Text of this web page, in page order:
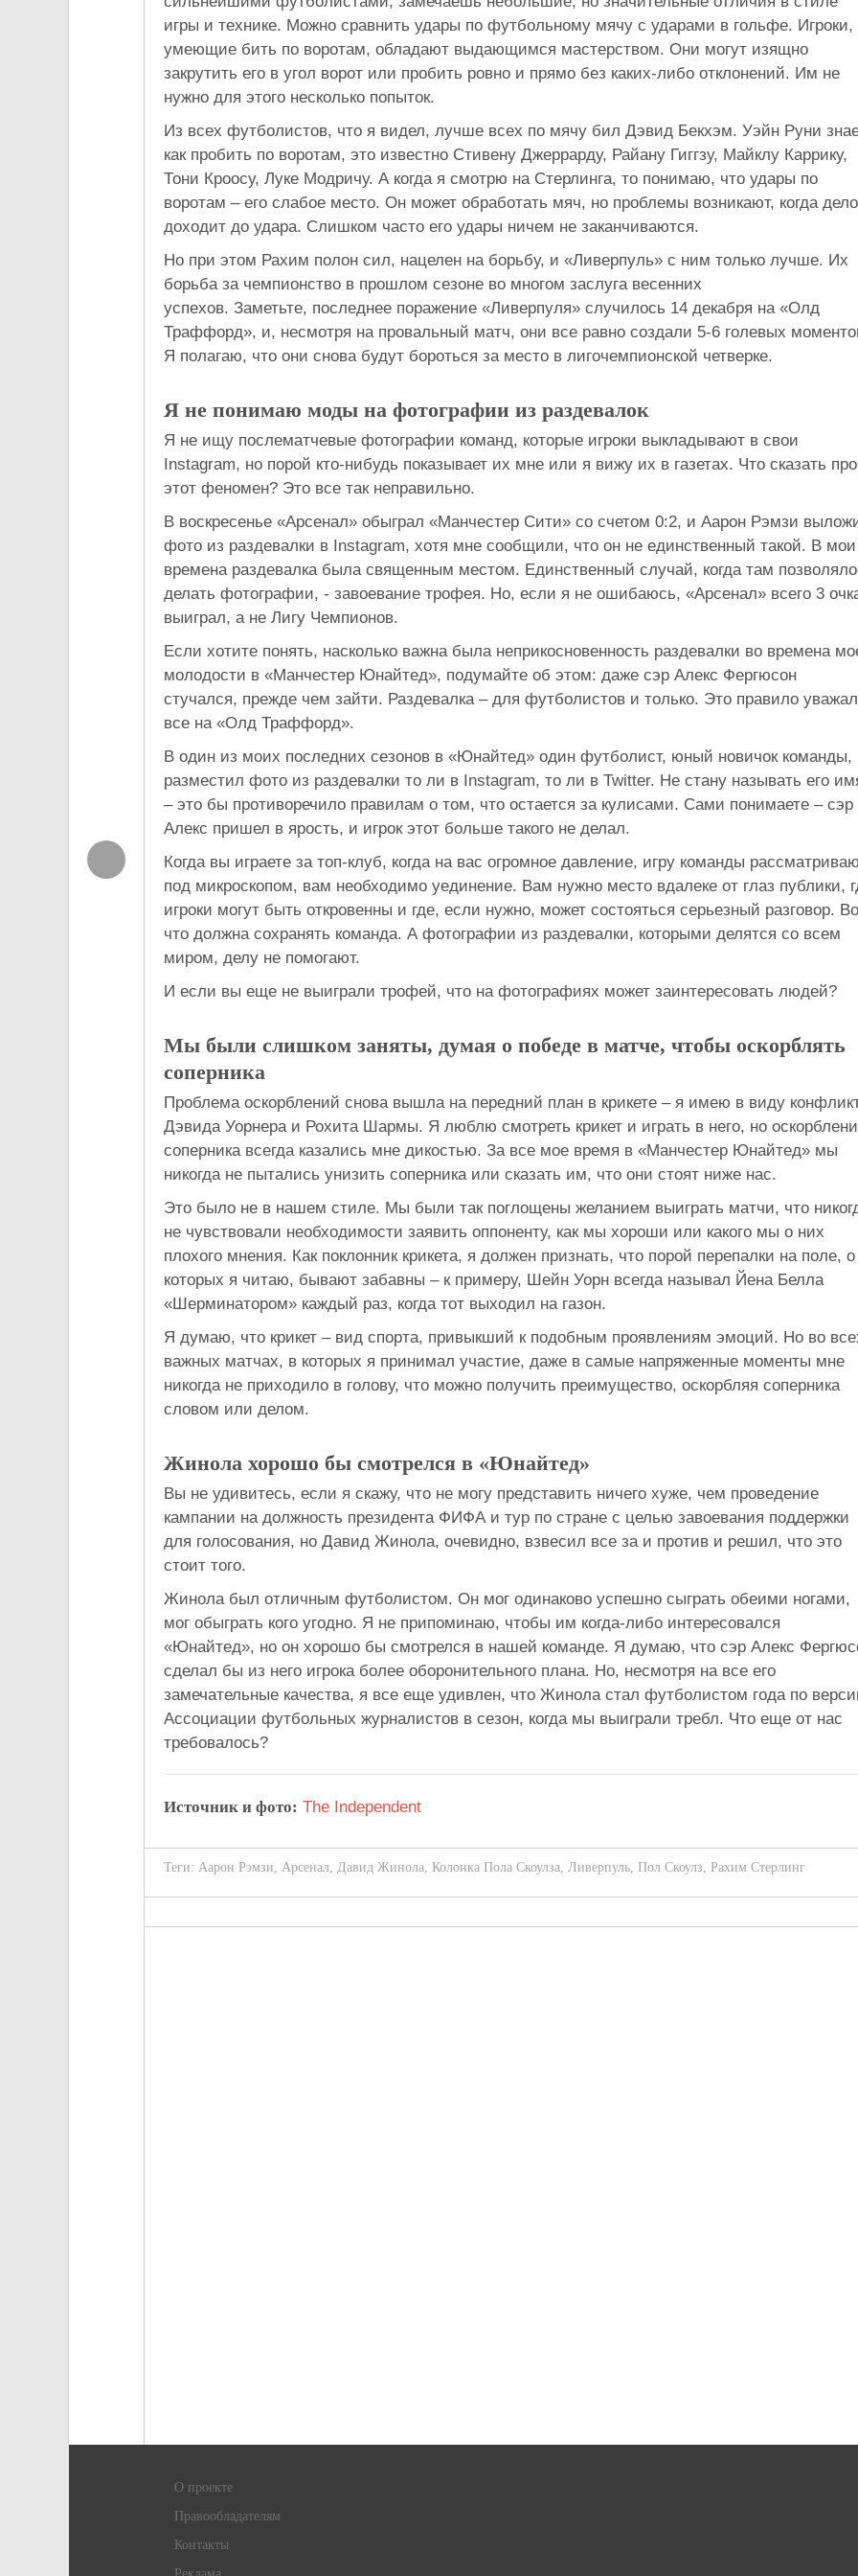
игры и технике. Можно сравнить удары по футбольному мячу с ударами в гольфе. Игроки,
умеющие бить по воротам, обладают выдающимся мастерством. Они могут изящно
закрутить его в угол ворот или пробить ровно и прямо без каких-либо отклонений. Им не
нужно для этого несколько попыток.
Из всех футболистов, что я видел, лучше всех по мячу бил Дэвид Бекхэм. Уэйн Руни
как пробить по воротам, это известно Стивену Джеррарду, Райану Гиггзу, Майклу Каррику,
Тони Кроосу, Луке Модричу. А когда я смотрю на Стерлинга, то понимаю, что удары по
воротам – его слабое место. Он может обработать мяч, но проблемы возникают, когда дело
доходит до удара. Слишком часто его удары ничем не заканчиваются.
Но при этом Рахим полон сил, нацелен на борьбу, и «Ливерпуль» с ним только лучше. Их
борьба за чемпионство в прошлом сезоне во многом заслуга весенних
успехов. Заметьте, последнее поражение «Ливерпуля» случилось 14 декабря на «Олд
Траффорд», и, несмотря на провальный матч, они все равно создали 5-6 голевых
Я полагаю, что они снова будут бороться за место в лигочемпионской четверке.
Я не понимаю моды на фотографии из раздевалок
Я не ищу послематчевые фотографии команд, которые игроки выкладывают в свои
Instagram, но порой кто-нибудь показывает их мне или я вижу их в газетах. Что сказать про
этот феномен? Это все так неправильно.
В воскресенье «Арсенал» обыграл «Манчестер Сити» со счетом 0:2, и Аарон Рэмзи
фото из раздевалки в Instagram, хотя мне сообщили, что он не единственный такой. В мои
времена раздевалка была священным местом. Единственный случай, когда там
делать фотографии, - завоевание трофея. Но, если я не ошибаюсь, «Арсенал» всего 3
выиграл, а не Лигу Чемпионов.
Если хотите понять, насколько важна была неприкосновенность раздевалки во времена
молодости в «Манчестер Юнайтед», подумайте об этом: даже сэр Алекс Фергюсон
стучался, прежде чем зайти. Раздевалка – для футболистов и только. Это правило
все на «Олд Траффорд».
В один из моих последних сезонов в «Юнайтед» один футболист, юный новичок команды,
разместил фото из раздевалки то ли в Instagram, то ли в Twitter. Не стану называть его
– это бы противоречило правилам о том, что остается за кулисами. Сами понимаете – сэр
Алекс пришел в ярость, и игрок этот больше такого не делал.
Когда вы играете за топ-клуб, когда на вас огромное давление, игру команды
под микроскопом, вам необходимо уединение. Вам нужно место вдалеке от глаз публики,
игроки могут быть откровенны и где, если нужно, может состояться серьезный разговор.
что должна сохранять команда. А фотографии из раздевалки, которыми делятся со всем
миром, делу не помогают.
И если вы еще не выиграли трофей, что на фотографиях может заинтересовать людей?
Мы были слишком заняты, думая о победе в матче, чтобы оскорблять
соперника
Проблема оскорблений снова вышла на передний план в крикете – я имею в виду
Дэвида Уорнера и Рохита Шармы. Я люблю смотреть крикет и играть в него, но
соперника всегда казались мне дикостью. За все мое время в «Манчестер Юнайтед» мы
никогда не пытались унизить соперника или сказать им, что они стоят ниже нас.
Это было не в нашем стиле. Мы были так поглощены желанием выиграть матчи, что
не чувствовали необходимости заявить оппоненту, как мы хороши или какого мы о них
плохого мнения. Как поклонник крикета, я должен признать, что порой перепалки на поле, о
которых я читаю, бывают забавны – к примеру, Шейн Уорн всегда называл Йена Белла
«Шерминатором» каждый раз, когда тот выходил на газон.
Я думаю, что крикет – вид спорта, привыкший к подобным проявлениям эмоций. Но во
важных матчах, в которых я принимал участие, даже в самые напряженные моменты мне
никогда не приходило в голову, что можно получить преимущество, оскорбляя соперника
словом или делом.
Жинола хорошо бы смотрелся в «Юнайтед»
Вы не удивитесь, если я скажу, что не могу представить ничего хуже, чем проведение
кампании на должность президента ФИФА и тур по стране с целью завоевания поддержки
для голосования, но Давид Жинола, очевидно, взвесил все за и против и решил, что это
стоит того.
Жинола был отличным футболистом. Он мог одинаково успешно сыграть обеими ногами,
мог обыграть кого угодно. Я не припоминаю, чтобы им когда-либо интересовался
«Юнайтед», но он хорошо бы смотрелся в нашей команде. Я думаю, что сэр Алекс
сделал бы из него игрока более оборонительного плана. Но, несмотря на все его
замечательные качества, я все еще удивлен, что Жинола стал футболистом года по
Ассоциации футбольных журналистов в сезон, когда мы выиграли требл. Что еще от нас
требовалось?
Источник и фото: The Independent
Теги: Аарон Рэмзи, Арсенал, Давид Жинола, Колонка Пола Скоулза, Ливерпуль, Пол Скоулз, Рахим Стерлинг
О проекте
Правообладателям
Контакты